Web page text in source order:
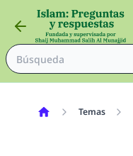
Temas